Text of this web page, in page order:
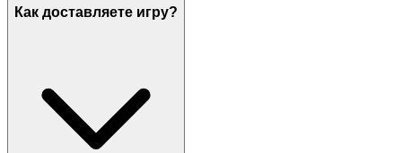
Как доставляете игру?